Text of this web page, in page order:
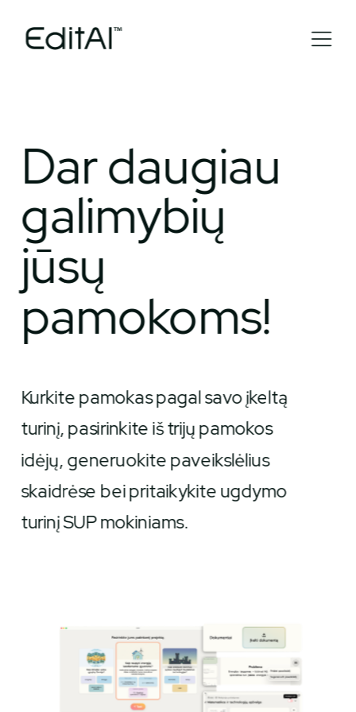
Kurkite pamokas pagal savo įkeltą
turinį, pasirinkite iš trijų pamokos
idėjų, generuokite paveikslėlius
skaidrėse bei pritaikykite ugdymo
turinį SUP mokiniams.
Dar daugiau
galimybių
jūsų
pamokoms!